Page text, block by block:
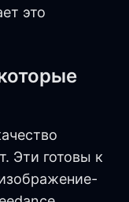
это
Эти готовы к